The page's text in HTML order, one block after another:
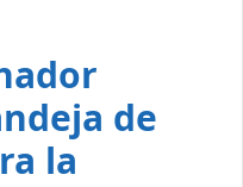
de
la